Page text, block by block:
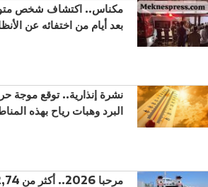
مكناس.. اكتشاف شخص
بعد أيام من اختفائه عن
نشرة إنذارية.. توقع موجة
البرد وهبات رياح بهذه